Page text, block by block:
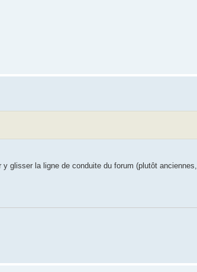
glisser la ligne de conduite du forum (plutôt anciennes,